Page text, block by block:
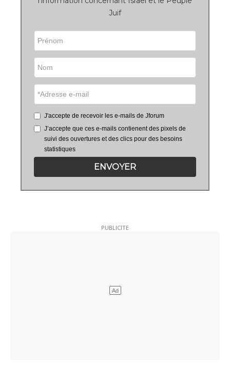
Juif
J'accepte de recevoir les e-mails de Jforum
J’accepte que ces e-mails contienent des pixels de
suivi des ouvertures et des clics pour des besoins
statistiques
ENVOYER